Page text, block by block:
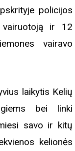
policijos
vairuotoją ir 12
vairavo
laikytis Kelių
bei linki
savo ir kitų
kelionės